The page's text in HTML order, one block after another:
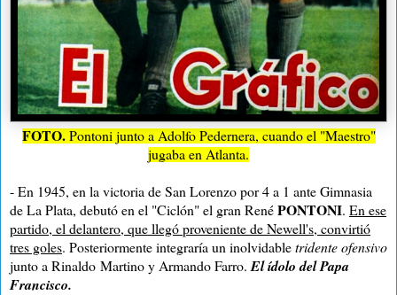
FOTO.Pontoni junto a Adolfo Pedernera, cuando el "Maestro"
jugaba en Atlanta.
- En 1945, en la victoria de San Lorenzo por 4 a 1 ante Gimnasia
de La Plata, debutó en el "Ciclón" el gran RenéPONTONI. En ese
partido, el delantero, que llegó proveniente de Newell's, convirtió
tres goles. Posteriormente integraría un inolvidabletridente ofensivo
junto a Rinaldo Martino y Armando Farro. El ídolo del Papa
Francisco.